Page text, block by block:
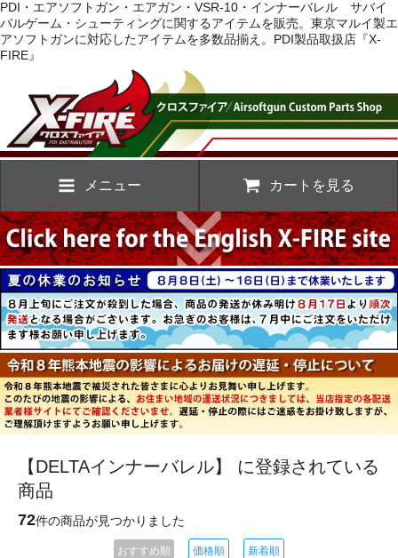
PDI・エアソフトガン・エアガン・VSR-10・インナーバレル サバイ
バルゲーム・シューティングに関するアイテムを販売。東京マルイ製エ
アソフトガンに対応したアイテムを多数品揃え。PDI製品取扱店『X-
FIRE』
メニュー カートを見る
【DELTAインナーバレル】 に登録されている
商品
72件の商品が見つかりました
おすすめ順 価格順 新着順